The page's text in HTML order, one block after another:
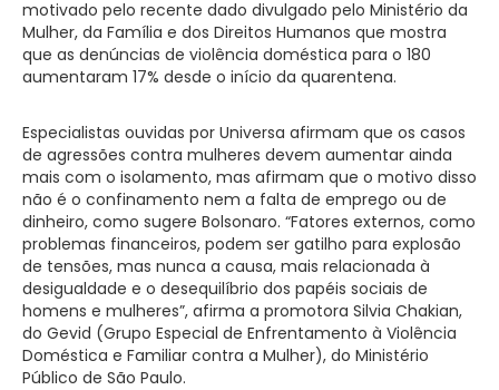
motivado pelo recente dado divulgado pelo Ministério da
Mulher, da Família e dos Direitos Humanos que mostra
que as denúncias de violência doméstica para o 180
aumentaram 17% desde o início da quarentena.
Especialistas ouvidas por Universa afirmam que os casos
de agressões contra mulheres devem aumentar ainda
mais com o isolamento, mas afirmam que o motivo disso
não é o confinamento nem a falta de emprego ou de
dinheiro, como sugere Bolsonaro. “Fatores externos, como
problemas financeiros, podem ser gatilho para explosão
de tensões, mas nunca a causa, mais relacionada à
desigualdade e o desequilíbrio dos papéis sociais de
homens e mulheres”, afirma a promotora Silvia Chakian,
do Gevid (Grupo Especial de Enfrentamento à Violência
Doméstica e Familiar contra a Mulher), do Ministério
Público de São Paulo.